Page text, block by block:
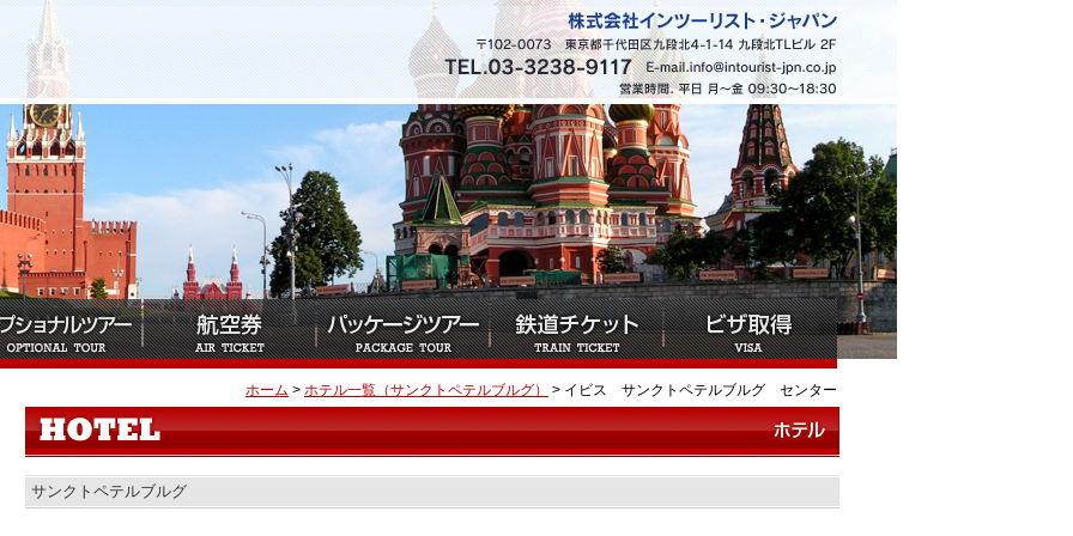
ホーム > ホテル一覧（サンクトペテルブルグ） > イビス サンクトペテルブルグ センター
サンクトペテルブルグ